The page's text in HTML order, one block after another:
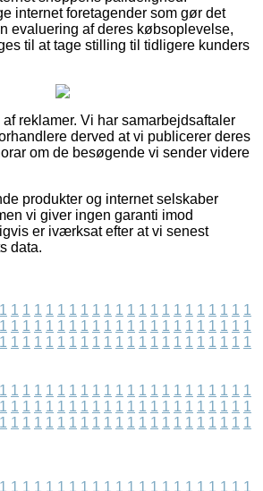
internet foretagender som gør det
evaluering af deres købsoplevelse,
til at tage stilling til tidligere kunders
reklamer. Vi har samarbejdsaftaler
derved at vi publicerer deres
om de besøgende vi sender videre
produkter og internet selskaber
vi giver ingen garanti imod
er iværksat efter at vi senest
data.
1 1 1 1 1 1 1 1 1 1 1 1 1 1 1 1 1 1 1 1 1 1
1 1 1 1 1 1 1 1 1 1 1 1 1 1 1 1 1 1 1 1 1 1
1 1 1 1 1 1 1 1 1 1 1 1 1 1 1 1 1 1 1 1 1 1
1 1 1 1 1 1 1 1 1 1 1 1 1 1 1 1 1 1 1 1 1 1
1 1 1 1 1 1 1 1 1 1 1 1 1 1 1 1 1 1 1 1 1 1
1 1 1 1 1 1 1 1 1 1 1 1 1 1 1 1 1 1 1 1 1 1
1 1 1 1 1 1 1 1 1 1 1 1 1 1 1 1 1 1 1 1 1 1